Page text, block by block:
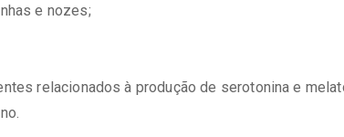
e nozes;
relacionados à produção de serotonina e